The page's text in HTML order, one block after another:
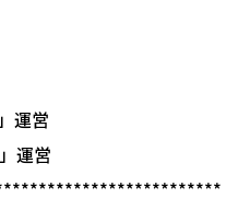
運営
運営